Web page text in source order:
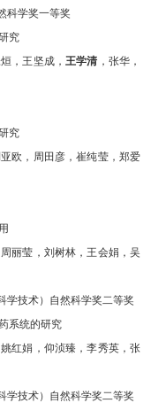
科学奖一等奖
究
，王坚成，王学清 ，张华，
究
欧，周田彦，崔纯莹，郑爱
丽莹，刘树林，王会娟，吴
学技术）自然科学奖二等奖
系统的研究
姚红娟，仰浈臻，李秀英，张
学技术）自然科学奖二等奖